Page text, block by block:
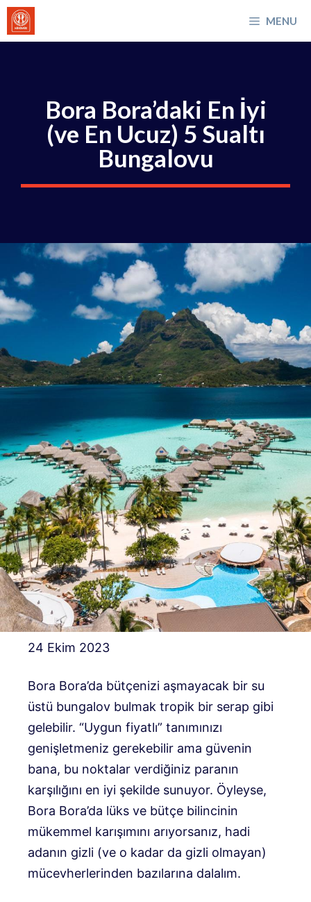
İçeriğe
atla
MENU
Bora Bora’daki En İyi
(ve En Ucuz) 5 Sualtı
Bungalovu
24 Ekim 2023
Bora Bora’da bütçenizi aşmayacak bir su
üstü bungalov bulmak tropik bir serap gibi
gelebilir. “Uygun fiyatlı” tanımınızı
genişletmeniz gerekebilir ama güvenin
bana, bu noktalar verdiğiniz paranın
karşılığını en iyi şekilde sunuyor. Öyleyse,
Bora Bora’da lüks ve bütçe bilincinin
mükemmel karışımını arıyorsanız, hadi
adanın gizli (ve o kadar da gizli olmayan)
mücevherlerinden bazılarına dalalım.